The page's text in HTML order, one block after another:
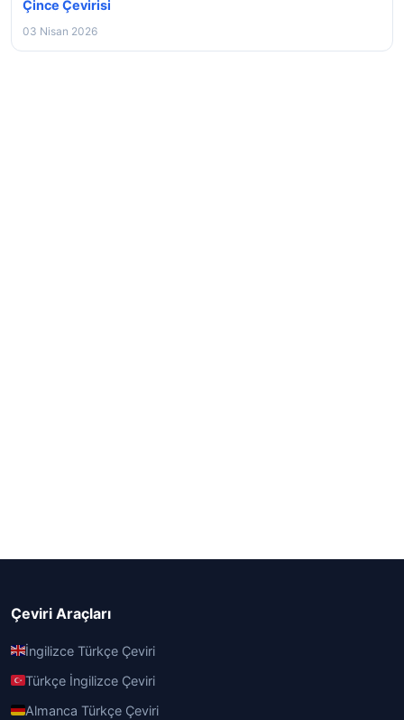
Çince Çevirisi
03 Nisan 2026
Çeviri Araçları
İngilizce Türkçe Çeviri
Türkçe İngilizce Çeviri
Almanca Türkçe Çeviri